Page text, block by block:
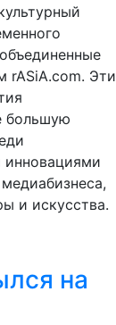
rASiA.com. Эти
большую
и искусства.
на